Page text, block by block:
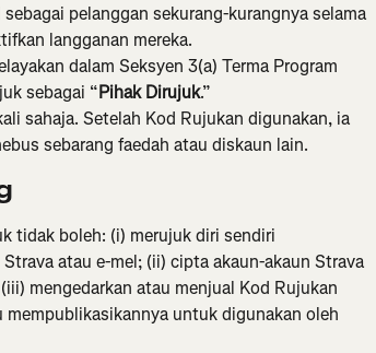
pelanggan sekurang-kurangnya selama
langganan mereka.
dalam Seksyen 3(a) Terma Program
sebagai “Pihak Dirujuk.”
sahaja. Setelah Kod Rujukan digunakan, ia
sebarang faedah atau diskaun lain.
tidak boleh: (i) merujuk diri sendiri
atau e-mel; (ii) cipta akaun-akaun Strava
mengedarkan atau menjual Kod Rujukan
untuk digunakan oleh